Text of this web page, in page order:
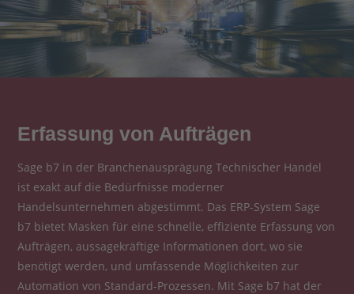
Erfassung von Aufträgen
Sage b7 in der Branchenausprägung Technischer Handel
ist exakt auf die Bedürfnisse moderner
Handelsunternehmen abgestimmt. Das ERP-System Sage
b7 bietet Masken für eine schnelle, effiziente Erfassung von
Aufträgen, aussagekräftige Informationen dort, wo sie
benötigt werden, und umfassende Möglichkeiten zur
Automation von Standard-Prozessen. Mit Sage b7 hat der